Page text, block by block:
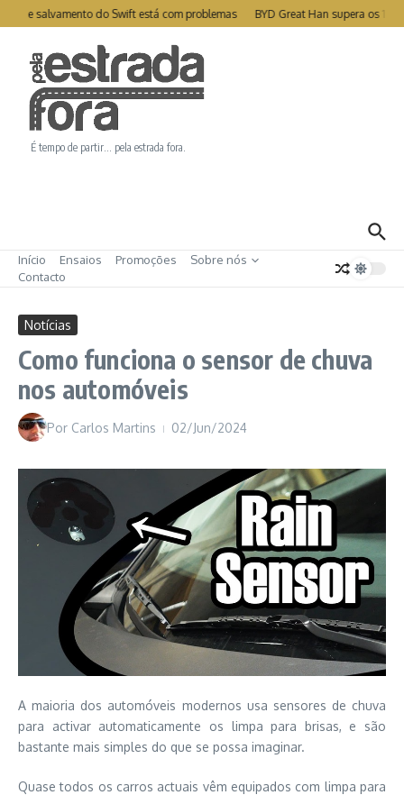
Ir para o conteúdo
de salvamento do Swift está com problemas BYD Great Han supera os
É tempo de partir… pela estrada fora.
Início Ensaios Promoções
Sobre nós
Contacto
Notícias
Como funciona o sensor de chuva
nos automóveis
Por Carlos Martins 02/Jun/2024
A maioria dos automóveis modernos usa sensores de chuva
para activar automaticamente os limpa para brisas, e são
bastante mais simples do que se possa imaginar.
Quase todos os carros actuais vêm equipados com limpa para